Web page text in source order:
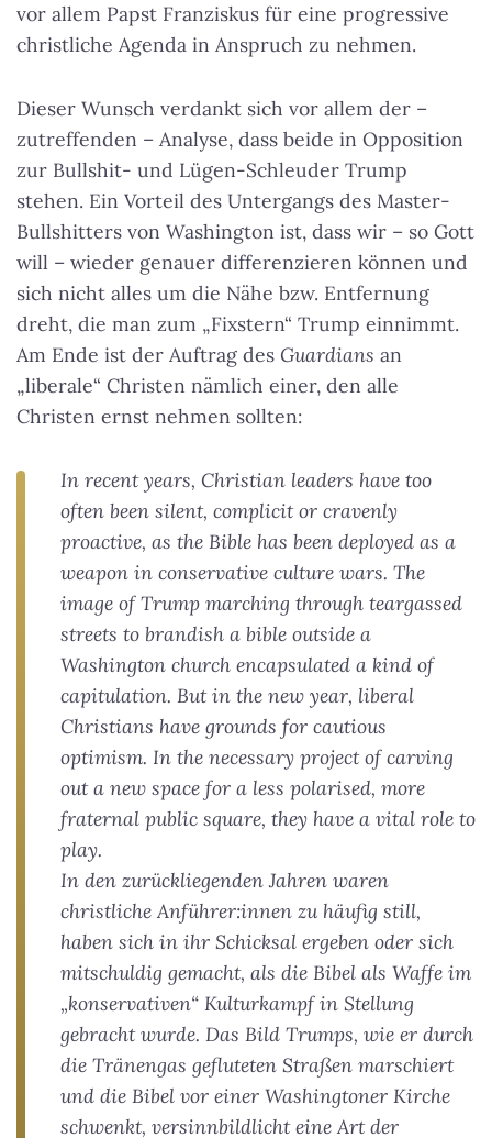
vor allem Papst Franziskus für eine progressive
christliche Agenda in Anspruch zu nehmen.
Dieser Wunsch verdankt sich vor allem der –
zutreffenden – Analyse, dass beide in Opposition
zur Bullshit- und Lügen-Schleuder Trump
stehen. Ein Vorteil des Untergangs des Master-
Bullshitters von Washington ist, dass wir – so Gott
will – wieder genauer differenzieren können und
sich nicht alles um die Nähe bzw. Entfernung
dreht, die man zum „Fixstern“ Trump einnimmt.
Am Ende ist der Auftrag des Guardians an
„liberale“ Christen nämlich einer, den alle
Christen ernst nehmen sollten:
In recent years, Christian leaders have too
often been silent, complicit or cravenly
proactive, as the Bible has been deployed as a
weapon in conservative culture wars. The
image of Trump marching through teargassed
streets to brandish a bible outside a
Washington church encapsulated a kind of
capitulation. But in the new year, liberal
Christians have grounds for cautious
optimism. In the necessary project of carving
out a new space for a less polarised, more
fraternal public square, they have a vital role to
play.
In den zurückliegenden Jahren waren
christliche Anführer:innen zu häufig still,
haben sich in ihr Schicksal ergeben oder sich
mitschuldig gemacht, als die Bibel als Waffe im
„konservativen“ Kulturkampf in Stellung
gebracht wurde. Das Bild Trumps, wie er durch
die Tränengas gefluteten Straßen marschiert
und die Bibel vor einer Washingtoner Kirche
schwenkt, versinnbildlicht eine Art der